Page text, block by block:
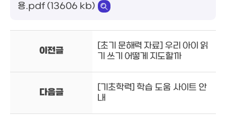
용.pdf (13606 kb)
이전글
[초기 문해력 자료] 우리 아이 읽
기 쓰기 어떻게 지도할까
다음글
[기초학력] 학습 도움 사이트 안
내